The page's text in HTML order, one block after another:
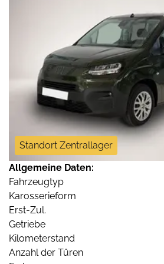
Standort Zentrallager
Allgemeine Daten:
Fahrzeugtyp
Karosserieform
Erst-Zul.
Getriebe
Kilometerstand
Anzahl der Türen